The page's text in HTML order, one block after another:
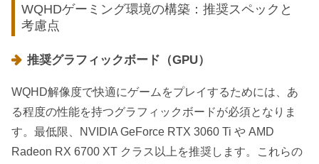
WQHDゲーミング環境の構築：推奨スペックと
考慮点
推奨グラフィックボード（GPU）
WQHD解像度で快適にゲームをプレイするためには、あ
る程度の性能を持つグラフィックボードが必須となりま
す。最低限、NVIDIA GeForce RTX 3060 Ti や AMD
Radeon RX 6700 XT クラス以上を推奨します。これらの